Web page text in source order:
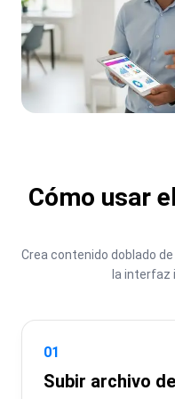
Cómo usar
Crea contenido doblado
la interfaz
01
Subir archivo